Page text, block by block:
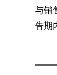
与销
告期